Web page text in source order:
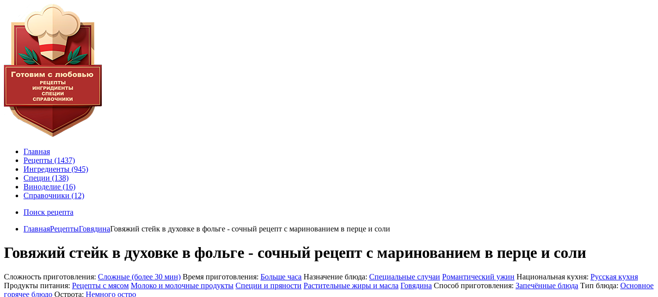
Главная
Рецепты (1437)
Ингредиенты (945)
Специи (138)
Виноделие (16)
Справочники (12)
Поиск рецепта
ГлавнаяРецептыГовядинаГовяжий стейк в духовке в фольге - сочный рецепт с маринованием в перце и соли
Говяжий стейк в духовке в фольге - сочный рецепт с маринованием в перце и соли
Сложность приготовления: Сложные (более 30 мин) Время приготовления: Больше часа Назначение блюда: Специальные случаи Романтический ужин Национальная кухня: Русская кухня
Продукты питания: Рецепты с мясом Молоко и молочные продукты Специи и пряности Растительные жиры и масла Говядина Способ приготовления: Запечённые блюда Тип блюда: Основное
горячее блюдо Острота: Немного остро